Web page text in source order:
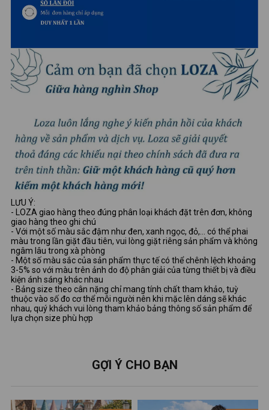
LƯU Ý:
- LOZA giao hàng theo đúng phân loại khách đặt trên đơn, không
giao hàng theo ghi chú
- Với một số màu sắc đậm như đen, xanh ngọc, đỏ,... có thể phai
màu trong lần giặt đầu tiên, vui lòng giặt riêng sản phẩm và không
ngâm lâu trong xà phòng
- Một số màu sắc của sản phẩm thực tế có thể chênh lệch khoảng
3-5% so với màu trên ảnh do độ phân giải của từng thiết bị và điều
kiện ánh sáng khác nhau
- Bảng size theo cân nặng chỉ mang tính chất tham khảo, tuỳ
thuộc vào số đo cơ thể mỗi người nên khi mặc lên dáng sẽ khác
nhau, quý khách vui lòng tham khảo bảng thông số sản phẩm để
lựa chọn size phù hợp
GỢI Ý CHO BẠN